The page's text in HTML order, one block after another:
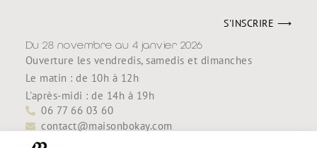
S'INSCRIRE ⟶
Du 28 novembre au 4 janvier 2026
Ouverture les vendredis, samedis et dimanches
Le matin : de 10h à 12h
L'après-midi : de 14h à 19h
06 77 66 03 60
contact@maisonbokay.com
Découvrir